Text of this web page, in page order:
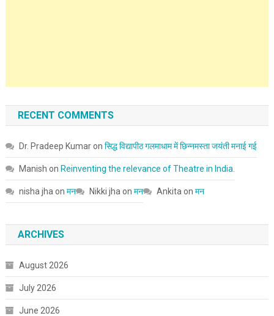
RECENT COMMENTS
Dr. Pradeep Kumaron सिद्ध विद्यापीठ गलमाधाम में छिन्नमस्ता जयंती मनाई गई
Manish on Reinventing the relevance of Theatre in India.
nisha jha on मन Nikki jha on मन Ankita on मन
ARCHIVES
August 2026
July 2026
June 2026